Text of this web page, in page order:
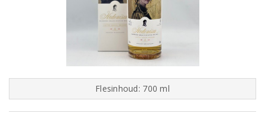
Flesinhoud: 700 ml